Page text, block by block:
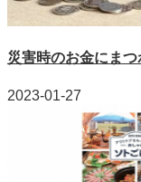
災害時のお金にま
2023-01-27